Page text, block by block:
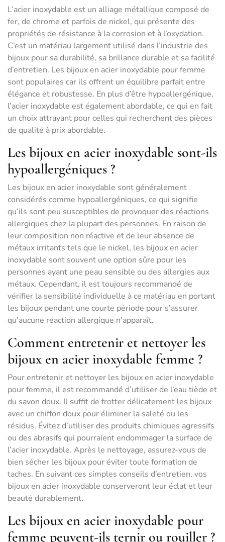
L’acier inoxydable est un alliage métallique composé de
fer, de chrome et parfois de nickel, qui présente des
propriétés de résistance à la corrosion et à l’oxydation.
C’est un matériau largement utilisé dans l’industrie des
bijoux pour sa durabilité, sa brillance durable et sa facilité
d’entretien. Les bijoux en acier inoxydable pour femme
sont populaires car ils offrent un équilibre parfait entre
élégance et robustesse. En plus d’être hypoallergénique,
l’acier inoxydable est également abordable, ce qui en fait
un choix attrayant pour celles qui recherchent des pièces
de qualité à prix abordable.
Les bijoux en acier inoxydable sont-ils
hypoallergéniques ?
Les bijoux en acier inoxydable sont généralement
considérés comme hypoallergéniques, ce qui signifie
qu’ils sont peu susceptibles de provoquer des réactions
allergiques chez la plupart des personnes. En raison de
leur composition non réactive et de leur absence de
métaux irritants tels que le nickel, les bijoux en acier
inoxydable sont souvent une option sûre pour les
personnes ayant une peau sensible ou des allergies aux
métaux. Cependant, il est toujours recommandé de
vérifier la sensibilité individuelle à ce matériau en portant
les bijoux pendant une courte période pour s’assurer
qu’aucune réaction allergique n’apparaît.
Comment entretenir et nettoyer les
bijoux en acier inoxydable femme ?
Pour entretenir et nettoyer les bijoux en acier inoxydable
pour femme, il est recommandé d’utiliser de l’eau tiède et
du savon doux. Il suffit de frotter délicatement les bijoux
avec un chiffon doux pour éliminer la saleté ou les
résidus. Évitez d’utiliser des produits chimiques agressifs
ou des abrasifs qui pourraient endommager la surface de
l’acier inoxydable. Après le nettoyage, assurez-vous de
bien sécher les bijoux pour éviter toute formation de
taches. En suivant ces simples conseils d’entretien, vos
bijoux en acier inoxydable conserveront leur éclat et leur
beauté durablement.
Les bijoux en acier inoxydable pour
femme peuvent-ils ternir ou rouiller ?